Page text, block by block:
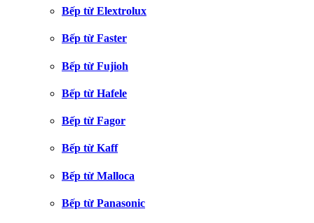
Bếp từ Elextrolux
Bếp từ Faster
Bếp từ Fujioh
Bếp từ Hafele
Bếp từ Fagor
Bếp từ Kaff
Bếp từ Malloca
Bếp từ Panasonic